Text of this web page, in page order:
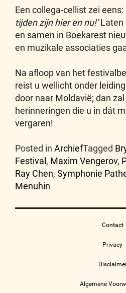
Een collega-cellist zei eens:
tijden zijn hier en nu!’Laten
en samen in Boekarest
en muzikale associaties
Na afloop van het
reist u wellicht onder
door naar Moldavië; dan
herinneringen die u in dát
vergaren!
Posted in ArchiefTagged
Festival , Maxim Vengerov,
Ray Chen, Symphonie
Menuhin
Contact
Privacy
Algemene